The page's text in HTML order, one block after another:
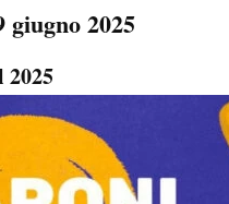
giugno 2025